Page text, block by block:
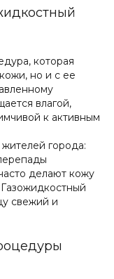
которая
но и с ее
влагой,
к активным
города:
делают кожу
свежий и